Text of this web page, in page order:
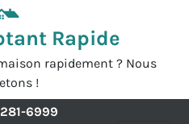
Rapide
rapidement ? Nous
!
6999